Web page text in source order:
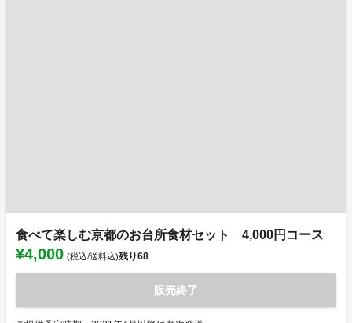
食べて楽しむ京都のお台所食材セット 4,000円コース
¥4,000 (税込/送料込)残り68
販売終了